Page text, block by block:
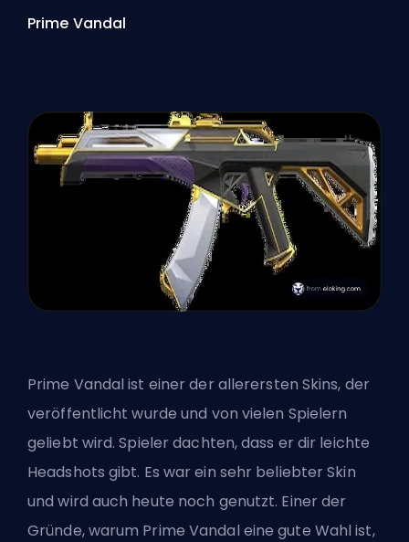
Prime Vandal
Prime Vandal ist einer der allerersten Skins, der
veröffentlicht wurde und von vielen Spielern
geliebt wird. Spieler dachten, dass er dir leichte
Headshots gibt. Es war ein sehr beliebter Skin
und wird auch heute noch genutzt. Einer der
Gründe, warum Prime Vandal eine gute Wahl ist,